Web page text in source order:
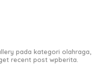
pada kategori olahraga,
recent post wpberita.